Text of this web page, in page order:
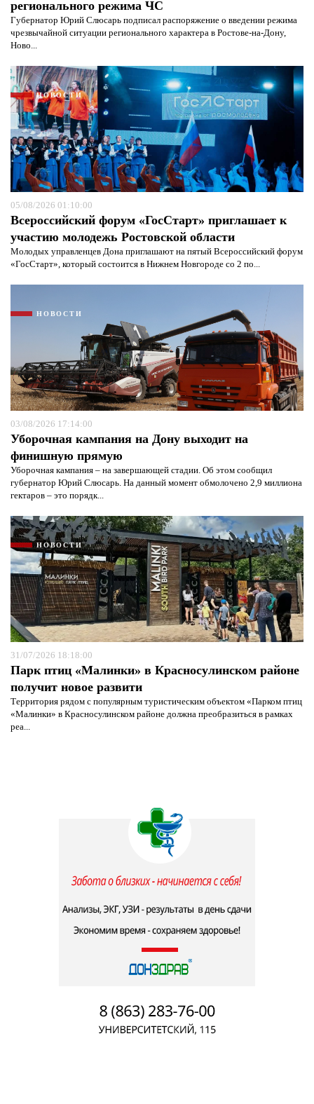
регионального режима ЧС
Губернатор Юрий Слюсарь подписал распоряжение о введении режима
чрезвычайной ситуации регионального характера в Ростове-на-Дону,
Ново...
НОВОСТИ
05/08/2026 01:10:00
Всероссийский форум «ГосСтарт» приглашает к
участию молодежь Ростовской области
Молодых управленцев Дона приглашают на пятый Всероссийский форум
«ГосСтарт», который состоится в Нижнем Новгороде со 2 по...
НОВОСТИ
03/08/2026 17:14:00
Уборочная кампания на Дону выходит на
финишную прямую
Уборочная кампания – на завершающей стадии. Об этом сообщил
губернатор Юрий Слюсарь. На данный момент обмолочено 2,9 миллиона
гектаров – это порядк...
НОВОСТИ
31/07/2026 18:18:00
Парк птиц «Малинки» в Красносулинском районе
получит новое развити
Территория рядом с популярным туристическим объектом «Парком птиц
«Малинки» в Красносулинском районе должна преобразиться в рамках
реа...
Я согласен сполитикой конфиденциальности и
защиты информации*
Я согласен с
политикой конфиденциальности и
защиты информации*